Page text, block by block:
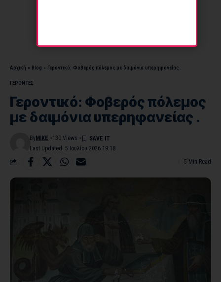
Αρχική » Blog » Γεροντικό: Φοβερός πόλεμος με δαιμόνια υπερηφανείας .
ΓΕΡΟΝΤΕΣ
Γεροντικό: Φοβερός πόλεμος
με δαιμόνια υπερηφανείας .
Last Updated: 5 Ιουλίου 2026 19:18
By MIKE 130 Views
5 Min Read